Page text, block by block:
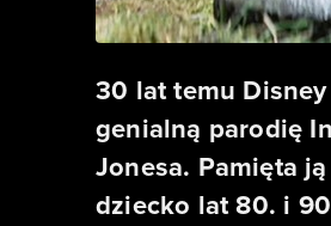
30 lat temu Disney
genialną parodię
Jonesa. Pamięta
dziecko lat 80. i